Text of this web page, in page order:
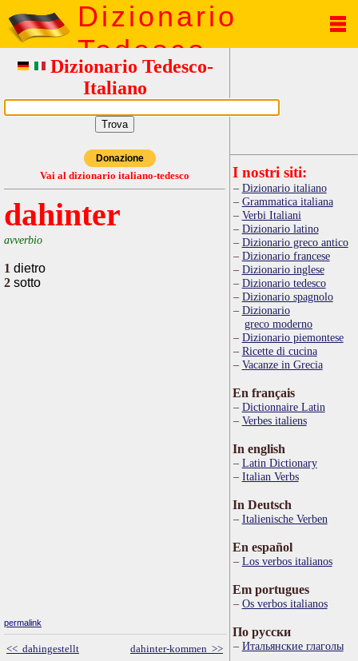
Dizionario
Tedesco
Dizionario Tedesco-
Italiano
Donazione
Vai al dizionario italiano-tedesco
dahinter
avverbio
1 dietro
2 sotto
permalink
<< dahingestellt dahinter-kommen >>
I nostri siti:
Dizionario italiano
Grammatica italiana
Verbi Italiani
Dizionario latino
Dizionario greco antico
Dizionario francese
Dizionario inglese
Dizionario tedesco
Dizionario spagnolo
Dizionario
greco moderno
Dizionario piemontese
Ricette di cucina
Vacanze in Grecia
En français
Dictionnaire Latin
Verbes italiens
In english
Latin Dictionary
Italian Verbs
In Deutsch
Italienische Verben
En español
Los verbos italianos
Em portugues
Os verbos italianos
По русски
Итальянские глаголы